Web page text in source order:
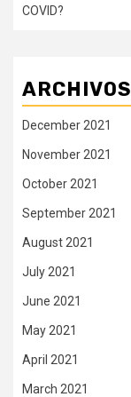
COVID?
ARCHIVOS
December 2021
November 2021
October 2021
September 2021
August 2021
July 2021
June 2021
May 2021
April 2021
March 2021